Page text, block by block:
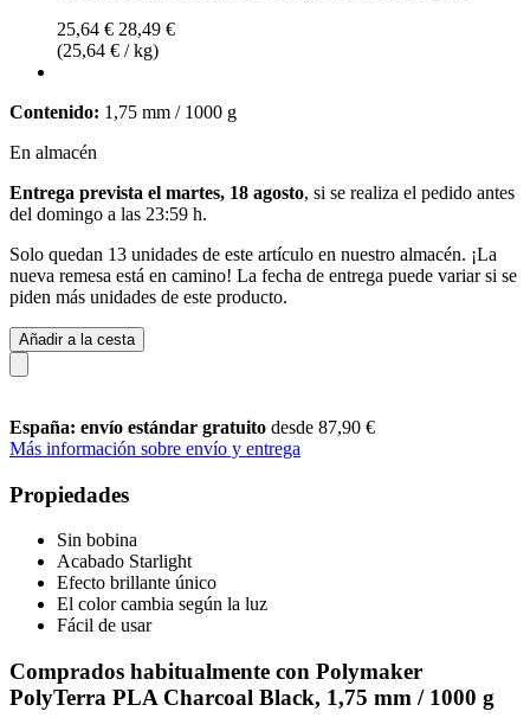
25,64 € 28,49 €
(25,64 € / kg)
Contenido: 1,75 mm / 1000 g
En almacén
Entrega prevista el martes, 18 agosto, si se realiza el pedido antes
del domingo a las 23:59 h.
Solo quedan 13 unidades de este artículo en nuestro almacén. ¡La
nueva remesa está en camino! La fecha de entrega puede variar si se
piden más unidades de este producto.
Añadir a la cesta
España: envío estándar gratuito desde 87,90 €
Más información sobre envío y entrega
Propiedades
Sin bobina
Acabado Starlight
Efecto brillante único
El color cambia según la luz
Fácil de usar
Comprados habitualmente con Polymaker
PolyTerra PLA Charcoal Black, 1,75 mm / 1000 g